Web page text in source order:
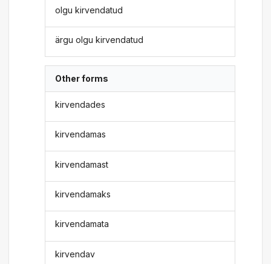
olgu kirvendatud
ärgu olgu kirvendatud
Other forms
kirvendades
kirvendamas
kirvendamast
kirvendamaks
kirvendamata
kirvendav